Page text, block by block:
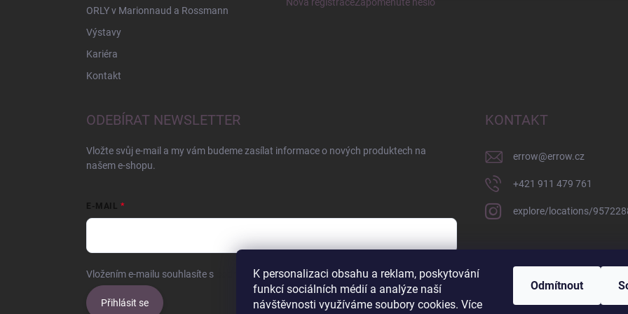
K personalizaci obsahu a reklam, poskytování
funkcí sociálních médií a analýze naší
návštěvnosti využíváme soubory cookies. Více
Odmítnout
ORLY v Marionnaud a Rossmann
Výstavy
Kariéra
Kontakt
ODEBÍRAT NEWSLETTER
Vložte svůj e-mail a my vám budeme zasílat informace o nových produktech na
našem e-shopu.
E-MAIL
Vložením e-mailu souhlasíte s podmínkami ochrany osobních údajů
Přihlásit se
KONTAKT
errow@errow.cz
+421 911 479 761
explore/locations/